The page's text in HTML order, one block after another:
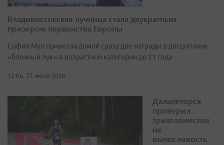
Владивостокская лучница стала двукратным
призером первенства Европы
София Мун привезла домой сразу две награды в дисциплине
«блочный лук» в возрастной категории до 21 года
12:06, 27 июля 2026
Дальнегорск
проверил
триатлонистов
на
выносливость